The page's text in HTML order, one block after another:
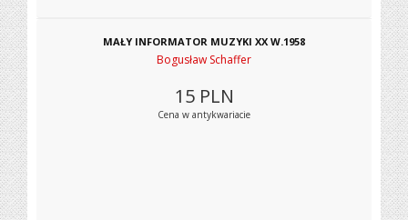
MAŁY INFORMATOR MUZYKI XX W.1958
Bogusław Schaffer
15 PLN
Cena w antykwariacie